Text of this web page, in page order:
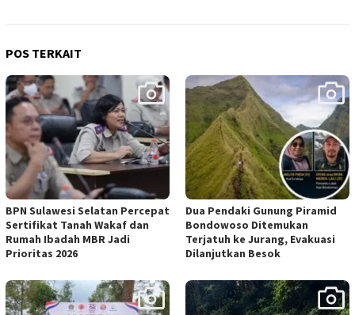
POS TERKAIT
BPN Sulawesi Selatan Percepat
Sertifikat Tanah Wakaf dan
Rumah Ibadah MBR Jadi
Prioritas 2026
Dua Pendaki Gunung Piramid
Bondowoso Ditemukan
Terjatuh ke Jurang, Evakuasi
Dilanjutkan Besok